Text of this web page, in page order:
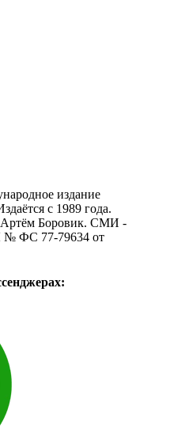
издание
с 1989 года.
Боровик. CМИ -
№ ФС 77-79634 от